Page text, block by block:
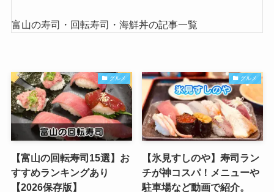
富山の寿司・回転寿司・海鮮丼の記事一覧
グルメ
【富山の回転寿司15選】お
すすめランキングあり
【2026保存版】
グルメ
【氷見すしのや】寿司ラン
チが神コスパ！メニューや
駐車場など動画で紹介。